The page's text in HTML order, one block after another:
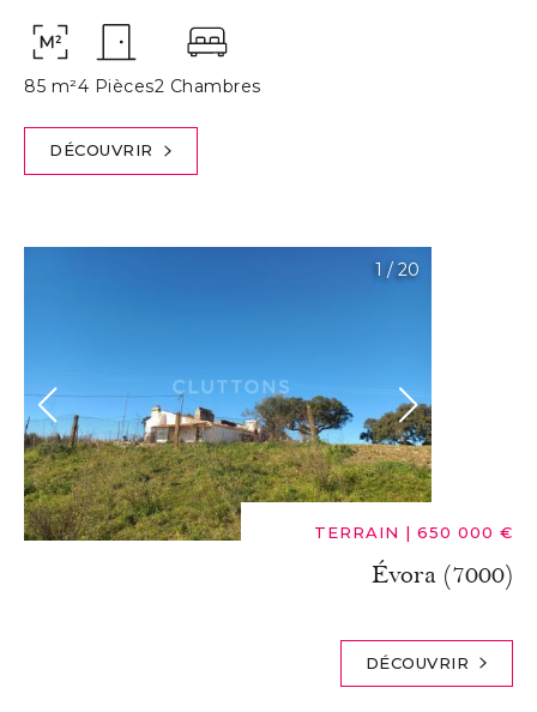
85 m²4 Pièces2 Chambres
DÉCOUVRIR
1 / 20
TERRAIN | 650 000 €
Évora (7000)
DÉCOUVRIR